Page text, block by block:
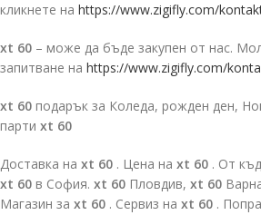
кликнете на https://www.zigifly.com/
xt 60 – може да бъде закупен от нас.
запитване на https://www.zigifly.com/
xt 60 подарък за Коледа, рожден ден,
парти xt 60
Доставка на xt 60 . Цена на xt 60 . От
xt 60 в София. xt 60 Пловдив, xt 60
Магазин за xt 60 . Сервиз на xt 60 .